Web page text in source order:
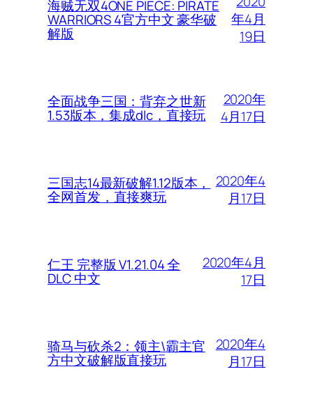
海贼无双4ONE PIECE: PIRATE
WARRIORS 4官方中文 豪华破
解版
年4月
19日
全面战争三国：背弃之世新
1.53版本，集成dlc，直接玩
2020年
4月17日
三国志14最新破解1.12版本，
全网首发，直接爽玩
2020年4
月17日
仁王 完整版 V1.21.04 全
DLC 中文
2020年4月
17日
骑马与砍杀2：领主\霸主官
方中文破解版直接玩
2020年4
月17日